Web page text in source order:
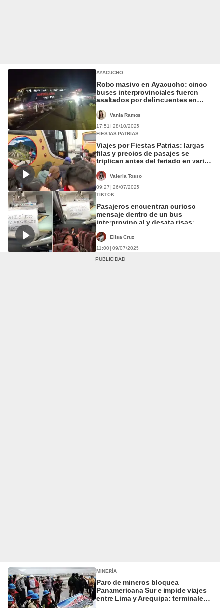
AYACUCHO
Robo masivo en Ayacucho: cinco
buses interprovinciales fueron
asaltados por delincuentes en
Vania Ramos
17:51 | 28/10/2025
FIESTAS PATRIAS
Viajes por Fiestas Patrias: largas
filas y precios de pasajes se
triplican antes del feriado en varias
Valeria Tosso
09:27 | 26/07/2025
TIKTOK
Pasajeros encuentran curioso
mensaje dentro de un bus
interprovincial y desata risas:
Elisa Cruz
11:00 | 09/07/2025
MINERÍA
Paro de mineros bloquea
Panamericana Sur e impide viajes
entre Lima y Arequipa: terminales